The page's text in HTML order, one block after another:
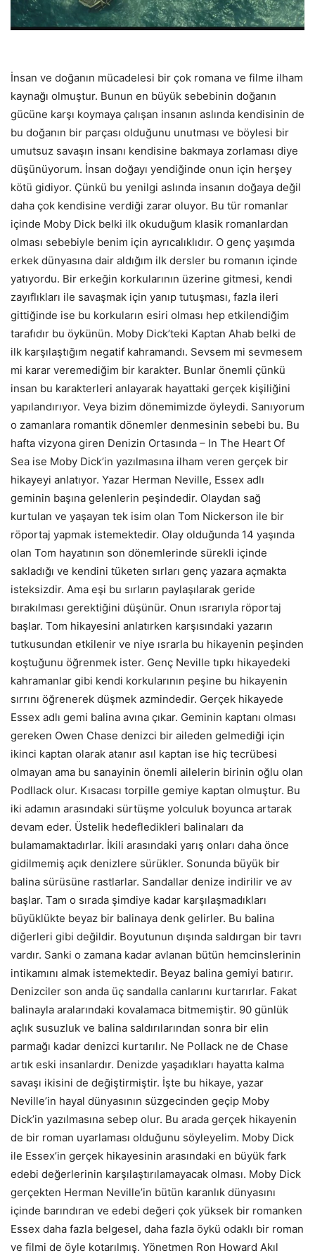
İnsan ve doğanın mücadelesi bir çok romana ve filme ilham
kaynağı olmuştur. Bunun en büyük sebebinin doğanın
gücüne karşı koymaya çalışan insanın aslında kendisinin de
bu doğanın bir parçası olduğunu unutması ve böylesi bir
umutsuz savaşın insanı kendisine bakmaya zorlaması diye
düşünüyorum. İnsan doğayı yendiğinde onun için herşey
kötü gidiyor. Çünkü bu yenilgi aslında insanın doğaya değil
daha çok kendisine verdiği zarar oluyor. Bu tür romanlar
içinde Moby Dick belki ilk okuduğum klasik romanlardan
olması sebebiyle benim için ayrıcalıklıdır. O genç yaşımda
erkek dünyasına dair aldığım ilk dersler bu romanın içinde
yatıyordu. Bir erkeğin korkularının üzerine gitmesi, kendi
zayıflıkları ile savaşmak için yanıp tutuşması, fazla ileri
gittiğinde ise bu korkuların esiri olması hep etkilendiğim
tarafıdır bu öykünün. Moby Dick’teki Kaptan Ahab belki de
ilk karşılaştığım negatif kahramandı. Sevsem mi sevmesem
mi karar veremediğim bir karakter. Bunlar önemli çünkü
insan bu karakterleri anlayarak hayattaki gerçek kişiliğini
yapılandırıyor. Veya bizim dönemimizde öyleydi. Sanıyorum
o zamanlara romantik dönemler denmesinin sebebi bu. Bu
hafta vizyona giren Denizin Ortasında – In The Heart Of
Sea ise Moby Dick’in yazılmasına ilham veren gerçek bir
hikayeyi anlatıyor. Yazar Herman Neville, Essex adlı
geminin başına gelenlerin peşindedir. Olaydan sağ
kurtulan ve yaşayan tek isim olan Tom Nickerson ile bir
röportaj yapmak istemektedir. Olay olduğunda 14 yaşında
olan Tom hayatının son dönemlerinde sürekli içinde
sakladığı ve kendini tüketen sırları genç yazara açmakta
isteksizdir. Ama eşi bu sırların paylaşılarak geride
bırakılması gerektiğini düşünür. Onun ısrarıyla röportaj
başlar. Tom hikayesini anlatırken karşısındaki yazarın
tutkusundan etkilenir ve niye ısrarla bu hikayenin peşinden
koştuğunu öğrenmek ister. Genç Neville tıpkı hikayedeki
kahramanlar gibi kendi korkularının peşine bu hikayenin
sırrını öğrenerek düşmek azmindedir. Gerçek hikayede
Essex adlı gemi balina avına çıkar. Geminin kaptanı olması
gereken Owen Chase denizci bir aileden gelmediği için
ikinci kaptan olarak atanır asıl kaptan ise hiç tecrübesi
olmayan ama bu sanayinin önemli ailelerin birinin oğlu olan
Podllack olur. Kısacası torpille gemiye kaptan olmuştur. Bu
iki adamın arasındaki sürtüşme yolculuk boyunca artarak
devam eder. Üstelik hedefledikleri balinaları da
bulamamaktadırlar. İkili arasındaki yarış onları daha önce
gidilmemiş açık denizlere sürükler. Sonunda büyük bir
balina sürüsüne rastlarlar. Sandallar denize indirilir ve av
başlar. Tam o sırada şimdiye kadar karşılaşmadıkları
büyüklükte beyaz bir balinaya denk gelirler. Bu balina
diğerleri gibi değildir. Boyutunun dışında saldırgan bir tavrı
vardır. Sanki o zamana kadar avlanan bütün hemcinslerinin
intikamını almak istemektedir. Beyaz balina gemiyi batırır.
Denizciler son anda üç sandalla canlarını kurtarırlar. Fakat
balinayla aralarındaki kovalamaca bitmemiştir. 90 günlük
açlık susuzluk ve balina saldırılarından sonra bir elin
parmağı kadar denizci kurtarılır. Ne Pollack ne de Chase
artık eski insanlardır. Denizde yaşadıkları hayatta kalma
savaşı ikisini de değiştirmiştir. İşte bu hikaye, yazar
Neville’in hayal dünyasının süzgecinden geçip Moby
Dick’in yazılmasına sebep olur. Bu arada gerçek hikayenin
de bir roman uyarlaması olduğunu söyleyelim. Moby Dick
ile Essex’in gerçek hikayesinin arasındaki en büyük fark
edebi değerlerinin karşılaştırılamayacak olması. Moby Dick
gerçekten Herman Neville’in bütün karanlık dünyasını
içinde barındıran ve edebi değeri çok yüksek bir romanken
Essex daha fazla belgesel, daha fazla öykü odaklı bir roman
ve filmi de öyle kotarılmış. Yönetmen Ron Howard Akıl